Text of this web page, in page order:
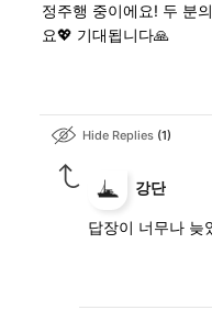
정주행 중이에요! 두 분
요💖 기대됩니다🙏
Hide Replies 1
강단
답장이 너무나 늦